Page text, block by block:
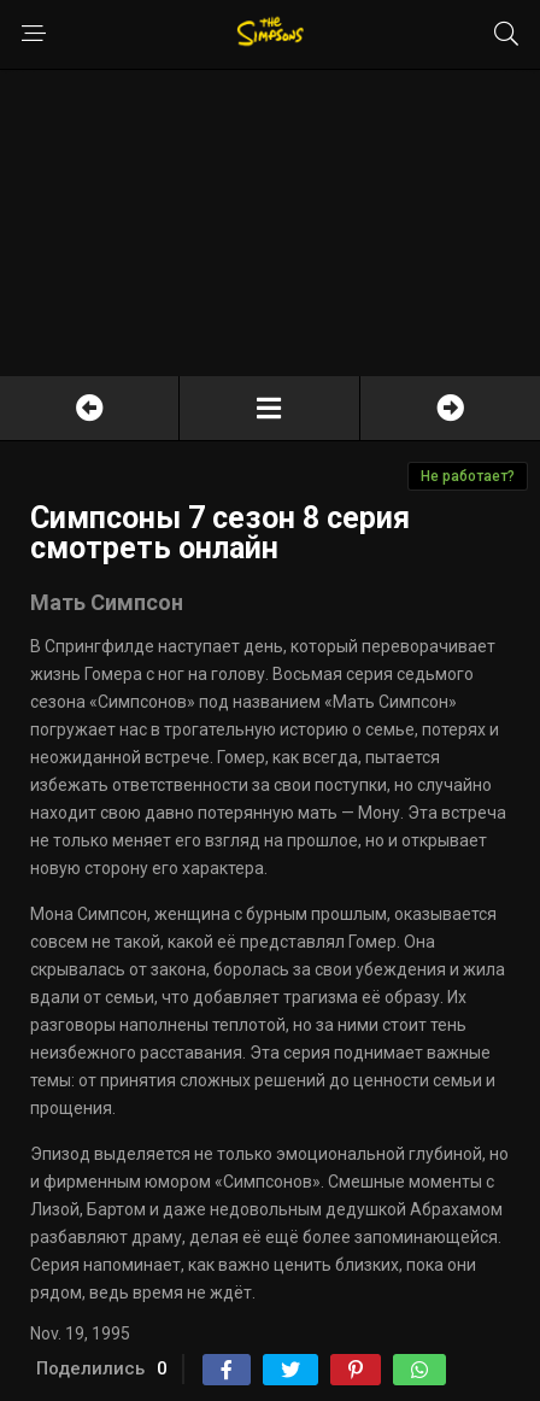
Не работает?
Симпсоны 7 сезон 8 серия
смотреть онлайн
Мать Симпсон
В Спрингфилде наступает день, который переворачивает
жизнь Гомера с ног на голову. Восьмая серия седьмого
сезона «Симпсонов» под названием «Мать Симпсон»
погружает нас в трогательную историю о семье, потерях и
неожиданной встрече. Гомер, как всегда, пытается
избежать ответственности за свои поступки, но случайно
находит свою давно потерянную мать — Мону. Эта встреча
не только меняет его взгляд на прошлое, но и открывает
новую сторону его характера.
Мона Симпсон, женщина с бурным прошлым, оказывается
совсем не такой, какой её представлял Гомер. Она
скрывалась от закона, боролась за свои убеждения и жила
вдали от семьи, что добавляет трагизма её образу. Их
разговоры наполнены теплотой, но за ними стоит тень
неизбежного расставания. Эта серия поднимает важные
темы: от принятия сложных решений до ценности семьи и
прощения.
Эпизод выделяется не только эмоциональной глубиной, но
и фирменным юмором «Симпсонов». Смешные моменты с
Лизой, Бартом и даже недовольным дедушкой Абрахамом
разбавляют драму, делая её ещё более запоминающейся.
Серия напоминает, как важно ценить близких, пока они
рядом, ведь время не ждёт.
Nov. 19, 1995
Поделились 0